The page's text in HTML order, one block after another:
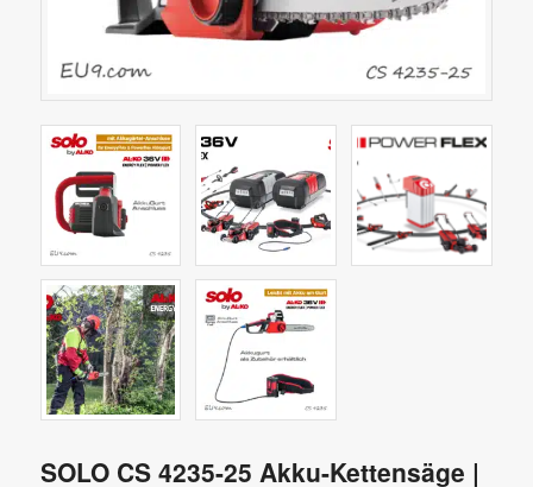
SOLO CS 4235-25 Akku-Kettensäge |